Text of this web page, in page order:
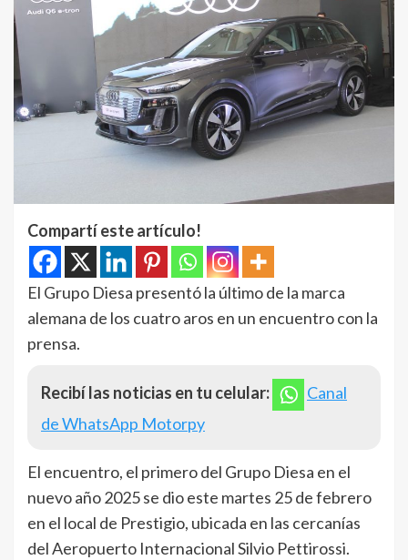
Compartí este artículo!
El Grupo Diesa presentó la último de la marca
alemana de los cuatro aros en un encuentro con la
prensa.
Recibí las noticias en tu celular:
Canal
de WhatsApp Motorpy
El encuentro, el primero del Grupo Diesa en el
nuevo año 2025 se dio este martes 25 de febrero
en el local de Prestigio, ubicada en las cercanías
del Aeropuerto Internacional Silvio Pettirossi.